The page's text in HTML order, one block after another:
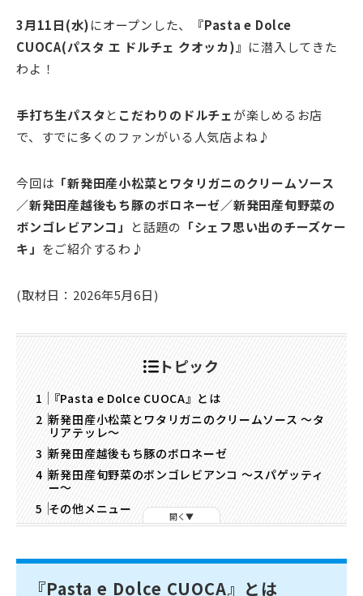
3月11日(水)にオープンした、
『Pasta e Dolce
CUOCA(パスタ エ ドルチェ クオッカ)』 に潜入してきた
わよ！
手打ち生パスタと こだわりのドルチェ が楽しめるお店
で、すでに多くのファンがいる人気店よね♪
今回は 「新発田産小松菜とワタリガニのクリームソース
／新発田産越後もち豚のボロネーゼ／新発田産旬野菜の
ボンゴレビアンコ」
と話題の 「シェフ思い出のチーズケー
キ」 をご紹介するわ♪
(取材日：2026年5月6日)
トピック
『Pasta e Dolce CUOCA』とは
新発田産小松菜とワタリガニのクリームソース ～タ
リアテッレ～
新発田産越後もち豚のボロネーゼ
新発田産旬野菜のボンゴレビアンコ ～スパゲッティ
ー～
その他メニュー
開く
『Pasta e Dolce CUOCA』とは